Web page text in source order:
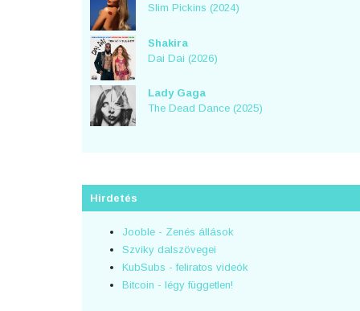
Slim Pickins (2024)
Shakira
Dai Dai (2026)
Lady Gaga
The Dead Dance (2025)
Hirdetés
Jooble - Zenés állások
Szviky dalszövegei
KubSubs - feliratos videók
Bitcoin - légy független!